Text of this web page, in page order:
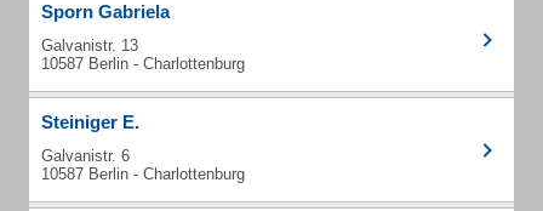
Sporn Gabriela
Galvanistr. 13
10587 Berlin - Charlottenburg
Steiniger E.
Galvanistr. 6
10587 Berlin - Charlottenburg